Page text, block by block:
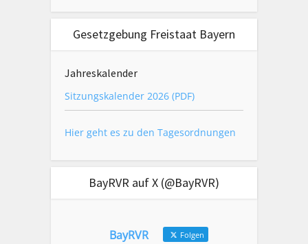
Gesetzgebung Freistaat Bayern
Jahreskalender
Sitzungskalender 2026 (PDF)
Hier geht es zu den Tagesordnungen
BayRVR auf X (@BayRVR)
BayRVR Folgen